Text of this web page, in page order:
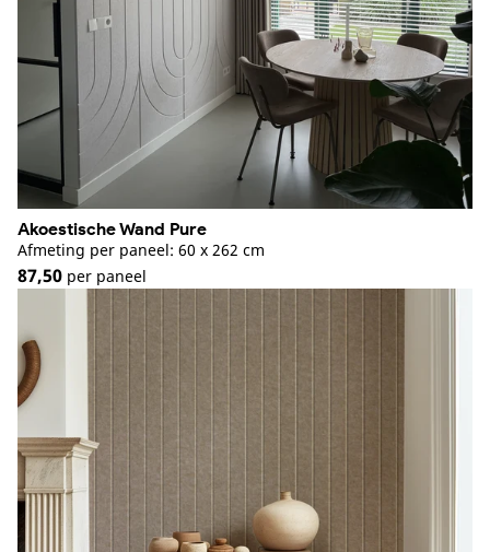
Akoestische Wand Pure
Afmeting per paneel: 60 x 262 cm
87,50 per paneel